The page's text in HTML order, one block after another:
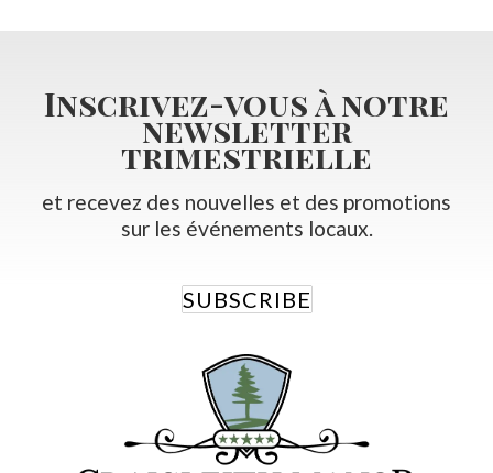
Inscrivez-vous à notre
newsletter
trimestrielle
et recevez des nouvelles et des promotions
sur les événements locaux.
SUBSCRIBE